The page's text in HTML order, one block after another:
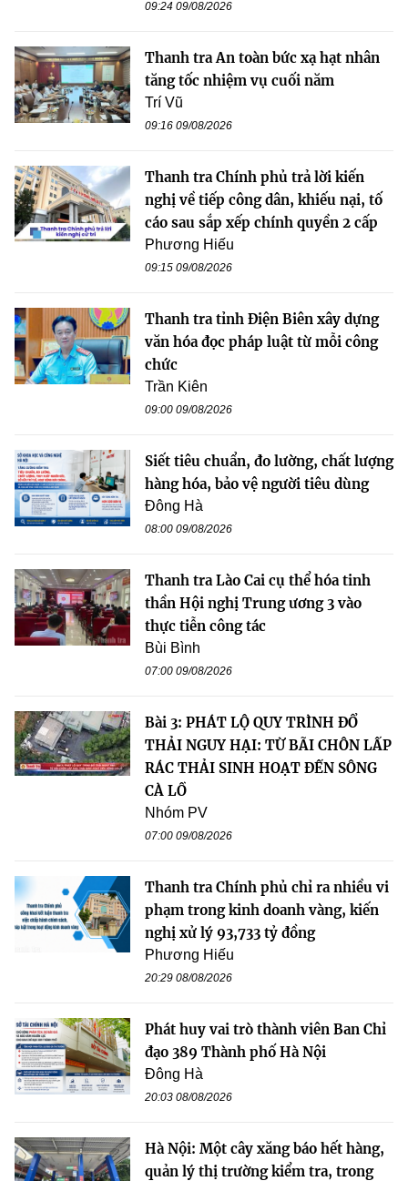
09:24 09/08/2026
Thanh tra An toàn bức xạ hạt nhân
tăng tốc nhiệm vụ cuối năm
Trí Vũ
09:16 09/08/2026
Thanh tra Chính phủ trả lời kiến
nghị về tiếp công dân, khiếu nại, tố
cáo sau sắp xếp chính quyền 2 cấp
Phương Hiếu
09:15 09/08/2026
Thanh tra tỉnh Điện Biên xây dựng
văn hóa đọc pháp luật từ mỗi công
chức
Trần Kiên
09:00 09/08/2026
Siết tiêu chuẩn, đo lường, chất lượng
hàng hóa, bảo vệ người tiêu dùng
Đông Hà
08:00 09/08/2026
Thanh tra Lào Cai cụ thể hóa tinh
thần Hội nghị Trung ương 3 vào
thực tiễn công tác
Bùi Bình
07:00 09/08/2026
Bài 3: PHÁT LỘ QUY TRÌNH ĐỔ
THẢI NGUY HẠI: TỪ BÃI CHÔN LẤP
RÁC THẢI SINH HOẠT ĐẾN SÔNG
CÀ LỒ
Nhóm PV
07:00 09/08/2026
Thanh tra Chính phủ chỉ ra nhiều vi
phạm trong kinh doanh vàng, kiến
nghị xử lý 93,733 tỷ đồng
Phương Hiếu
20:29 08/08/2026
Phát huy vai trò thành viên Ban Chỉ
đạo 389 Thành phố Hà Nội
Đông Hà
20:03 08/08/2026
Hà Nội: Một cây xăng báo hết hàng,
quản lý thị trường kiểm tra, trong